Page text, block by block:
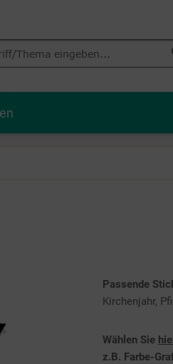
Passende
Kirchenjahr,
Wählen Sie
z.B. Farbe-